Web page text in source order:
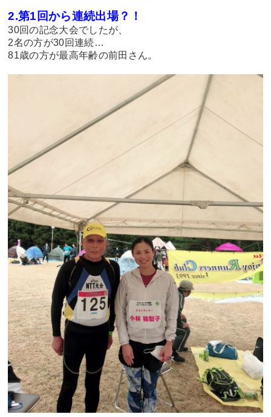
2.第1回から連続出場？！
30回の記念大会でしたが、
2名の方が30回連続…
81歳の方が最高年齢の前田さん。